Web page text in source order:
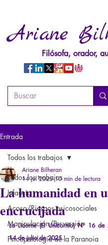
Ariane
Filósofa, orador,
Entrada
Todos los trabajos
Infancia
Acoso/Riesgos psicosociales
Manipulación/Perversión
Psicopatología de la Paranoia
Todos los trabajos
La humanidad en
encrucijada
Ariane Bilheran
14 jul 2025 10 min de lectura
La Licorne (El Unicornio) N° 16 de
14 de julio de 2025.